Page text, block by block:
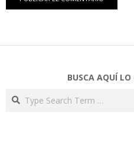
BUSCA AQUÍ LO